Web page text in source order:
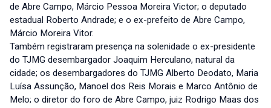
de Abre Campo, Márcio Pessoa Moreira Victor; o deputado
estadual Roberto Andrade; e o ex-prefeito de Abre Campo,
Márcio Moreira Vitor.
Também registraram presença na solenidade o ex-presidente
do TJMG desembargador Joaquim Herculano, natural da
cidade; os desembargadores do TJMG Alberto Deodato, Maria
Luísa Assunção, Manoel dos Reis Morais e Marco Antônio de
Melo; o diretor do foro de Abre Campo, juiz Rodrigo Maas dos